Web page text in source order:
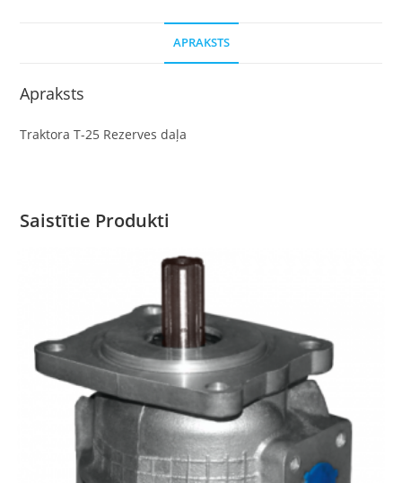
APRAKSTS
Apraksts
Traktora T-25 Rezerves daļa
Saistītie Produkti